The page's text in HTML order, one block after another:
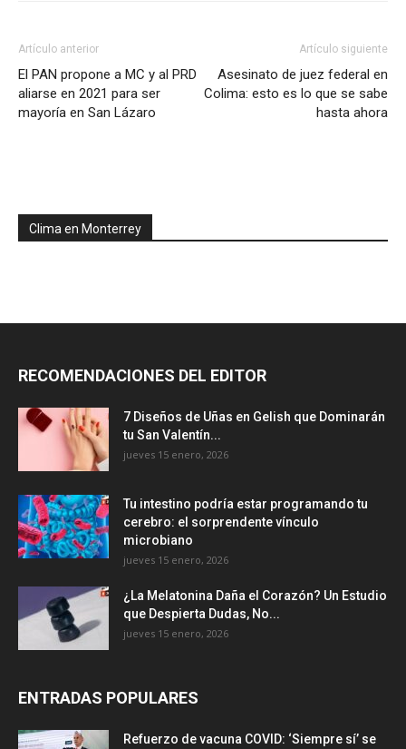
Artículo anterior
El PAN propone a MC y al PRD
aliarse en 2021 para ser
mayoría en San Lázaro
Artículo siguiente
Asesinato de juez federal en
Colima: esto es lo que se sabe
hasta ahora
Clima en Monterrey
RECOMENDACIONES DEL EDITOR
7 Diseños de Uñas en Gelish que Dominarán
tu San Valentín...
jueves 15 enero, 2026
Tu intestino podría estar programando tu
cerebro: el sorprendente vínculo
microbiano
jueves 15 enero, 2026
¿La Melatonina Daña el Corazón? Un Estudio
que Despierta Dudas, No...
jueves 15 enero, 2026
ENTRADAS POPULARES
Refuerzo de vacuna COVID: ‘Siempre sí’ se